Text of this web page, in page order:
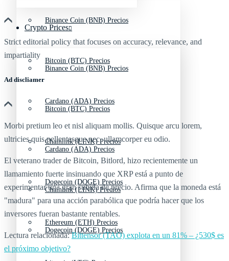
Binance Coin (BNB) Precios
Bitcoin (BTC) Precios
Cardano (ADA) Precios
Chainlink (LINK) Precios
Dogecoin (DOGE) Precios
Ethereum (ETH) Precios
Crypto Prices
Binance Coin (BNB) Precios
Bitcoin (BTC) Precios
Cardano (ADA) Precios
Chainlink (LINK) Precios
Dogecoin (DOGE) Precios
Strict editorial policy that focuses on accuracy, relevance, and
impartiality
Ad discliamer
Morbi pretium leo et nisl aliquam mollis. Quisque arcu lorem,
ultricies quis pellentesque nec, ullamcorper eu odio.
El veterano trader de Bitcoin, Bitlord, hizo recientemente un
llamamiento fuerte insinuando que XRP está a punto de
experimentar una gran subida de precio. Afirma que la moneda está
"madura" para una acción parabólica que podría hacer que los
inversores fueran bastante rentables.
Lectura relacionada:Bittensor (TAO) explota en un 81% – ¿530$ es
el próximo objetivo?